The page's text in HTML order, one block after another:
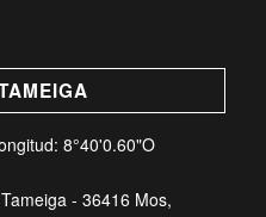
8°40'0.60"O
- 36416 Mos,